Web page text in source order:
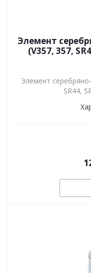
Элемент
(V357, 357,
Элемент
SR44,